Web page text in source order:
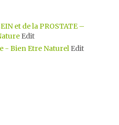
et de la PROSTATE –
Edit
- Bien Etre Naturel Edit